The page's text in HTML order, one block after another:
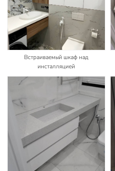
Встраиваемый шкаф над
инсталляцией